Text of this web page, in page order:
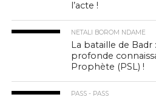
l’acte !
NETALI BOROM NDAME
La bataille de Badr
profonde
Prophète (PSL) !
PASS - PASS